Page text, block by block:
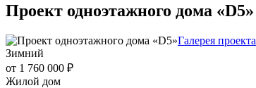
Проект одноэтажного дома «D5»
Галерея проекта
Зимний
от 1 760 000 ₽
Жилой дом